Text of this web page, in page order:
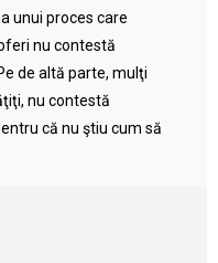
unui proces care
nu contestă
de altă parte, mulţi
nu contestă
că nu ştiu cum să